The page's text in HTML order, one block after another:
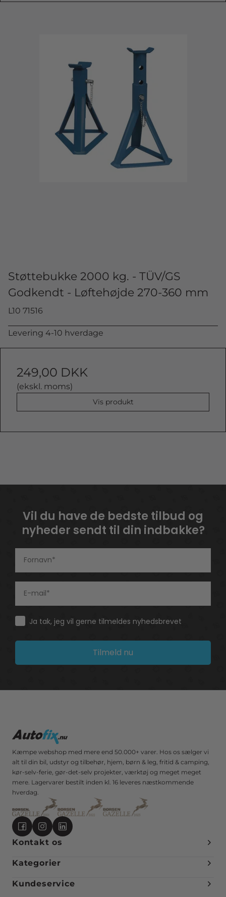
Støttebukke 2000 kg. - TÜV/GS
Godkendt - Løftehøjde 270-360 mm
L10 71516
Levering 4-10 hverdage
249,00 DKK
(ekskl. moms)
Vis produkt
Vil du have de bedste tilbud og
nyheder sendt til din indbakke?
Consent
Ja tak, jeg vil gerne tilmeldes nyhedsbrevet
Tilmeld nu
Kæmpe webshop med mere end 50.000+ varer. Hos os sælger vi
alt til din bil, udstyr og tilbehør, hjem, børn & leg, fritid & camping,
kør-selv-ferie, gør-det-selv projekter, værktøj og meget meget
mere. Lagervarer bestilt inden kl. 16 leveres næstkommende
hverdag.
Kontakt os
Kategorier
Kundeservice